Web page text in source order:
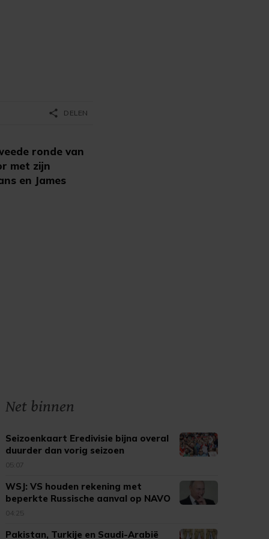
ronde van
met zijn
en James
share DELEN
Net binnen
Seizoenkaart Eredivisie bijna overal
duurder dan vorig seizoen
05:07
WSJ: VS houden rekening met
beperkte Russische aanval op NAVO
04:25
Pakistan, Turkije en Saudi-Arabië